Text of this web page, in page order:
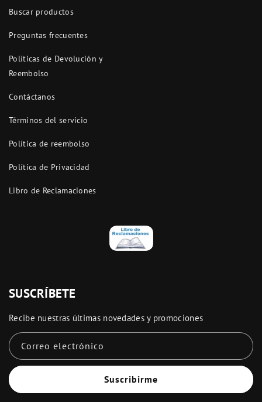
Buscar productos
Preguntas frecuentes
Políticas de Devolución y
Reembolso
Contáctanos
Términos del servicio
Política de reembolso
Política de Privacidad
Libro de Reclamaciones
SUSCRÍBETE
Recibe nuestras últimas novedades y promociones
Correo electrónico
Suscribirme